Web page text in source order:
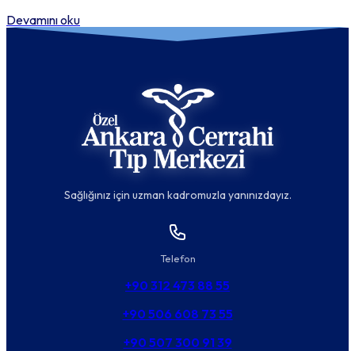
Devamını oku
Sağlığınız için uzman kadromuzla yanınızdayız.
Telefon
+90 312 473 88 55
+90 506 608 73 55
+90 507 300 91 39